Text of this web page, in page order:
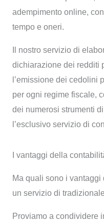
adempimento online,
tempo e oneri.
Il nostro servizio di
dichiarazione dei redditi
l’emissione dei cedolini
per ogni regime fiscale,
dei numerosi strumenti
l’esclusivo servizio di
I vantaggi della
Ma quali sono i
un servizio di
Proviamo a condividere